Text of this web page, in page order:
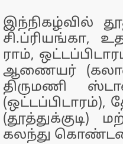
இந்நிகழ்வில்
சி.ப்ரியங்கா,
ராம்,
ஆணையர்
திருமணி
கலந்து